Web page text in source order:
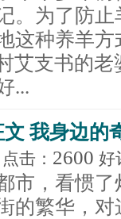
。为了防
这种养羊
艾支书的
...
我身边的
点击： 2600 好
市，看惯
的繁华，